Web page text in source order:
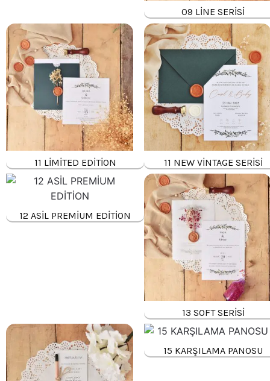
09 LİNE SERİSİ
11 LİMİTED EDİTİON 11 NEW VİNTAGE SERİSİ
12 ASİL PREMİUM EDİTİON
13 SOFT SERİSİ
15 KARŞILAMA PANOSU